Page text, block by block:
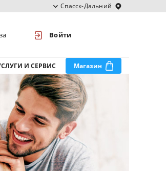
Спасск-Дальний
Войти
И СЕРВИС Магазин